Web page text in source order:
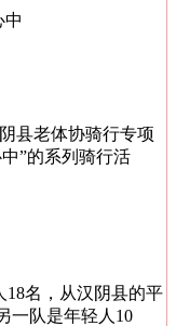
中
县老体协骑行专项
”的系列骑行活
名，从汉阴县的平
一队是年轻人10